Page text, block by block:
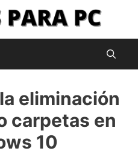
eliminación
carpetas en
10